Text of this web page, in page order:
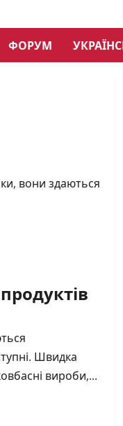
ФОРУМ
вони здаються
Швидка
вироби,...